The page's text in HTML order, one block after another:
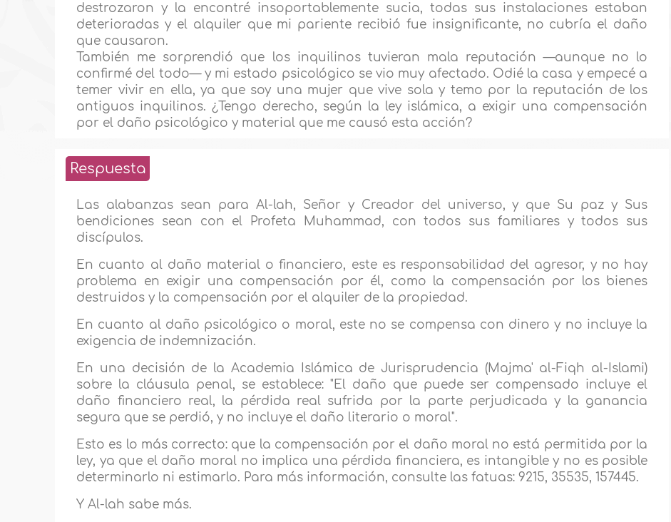
destrozaron y la encontré insoportablemente sucia, todas sus instalaciones estaban
deterioradas y el alquiler que mi pariente recibió fue insignificante, no cubría el daño
que causaron.
También me sorprendió que los inquilinos tuvieran mala reputación —aunque no lo
confirmé del todo— y mi estado psicológico se vio muy afectado. Odié la casa y empecé a
temer vivir en ella, ya que soy una mujer que vive sola y temo por la reputación de los
antiguos inquilinos. ¿Tengo derecho, según la ley islámica, a exigir una compensación
por el daño psicológico y material que me causó esta acción?
Respuesta
Las alabanzas sean para Al-lah, Señor y Creador del universo, y que Su paz y Sus
bendiciones sean con el Profeta Muhammad, con todos sus familiares y todos sus
discípulos.
En cuanto al daño material o financiero, este es responsabilidad del agresor, y no hay
problema en exigir una compensación por él, como la compensación por los bienes
destruidos y la compensación por el alquiler de la propiedad.
En cuanto al daño psicológico o moral, este no se compensa con dinero y no incluye la
exigencia de indemnización.
En una decisión de la Academia Islámica de Jurisprudencia (Majma' al-Fiqh al-Islami)
sobre la cláusula penal, se establece: "El daño que puede ser compensado incluye el
daño financiero real, la pérdida real sufrida por la parte perjudicada y la ganancia
segura que se perdió, y no incluye el daño literario o moral".
Esto es lo más correcto: que la compensación por el daño moral no está permitida por la
ley, ya que el daño moral no implica una pérdida financiera, es intangible y no es posible
determinarlo ni estimarlo. Para más información, consulte las fatuas: 9215, 35535, 157445.
Y Al-lah sabe más.